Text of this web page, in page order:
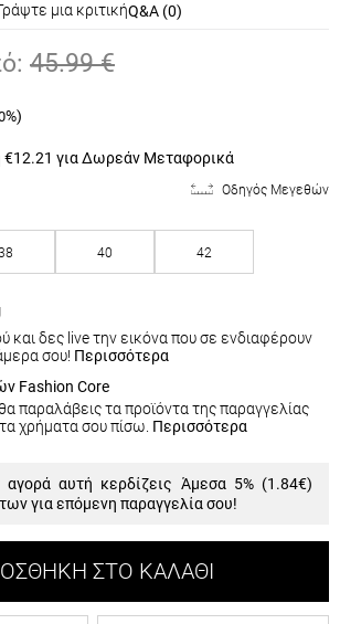
μια κριτικήQ&A (0)
45.99 €
%)
€12.21 για Δωρεάν Μεταφορικά
Οδηγός Μεγεθών
40 42
και δες live την εικόνα που σε ενδιαφέρουν
σου! Περισσότερα
Fashion Core
παραλάβεις τα προϊόντα της παραγγελίας
χρήματα σου πίσω. Περισσότερα
αυτή κερδίζεις Άμεσα 5% (1.84€)
για επόμενη παραγγελία σου!
ΣΤΟ ΚΑΛΆΘΙ